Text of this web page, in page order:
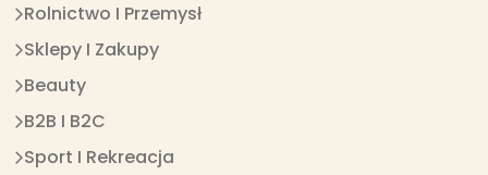
Rolnictwo I Przemysł
Sklepy I Zakupy
Beauty
B2B I B2C
Sport I Rekreacja